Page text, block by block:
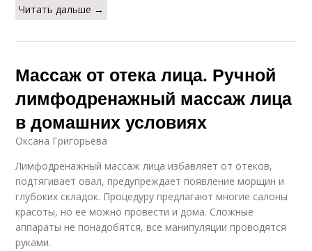
Читать дальше →
Массаж от отека лица. Ручной
лимфодренажный массаж лица
в домашних условиях
Оксана Григорьева
Лимфодренажный массаж лица избавляет от отеков,
подтягивает овал, предупреждает появление морщин и
глубоких складок. Процедуру предлагают многие салоны
красоты, но ее можно провести и дома. Сложные
аппараты не понадобятся, все манипуляции проводятся
руками.